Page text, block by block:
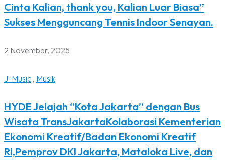
Cinta Kalian, thank you, Kalian Luar Biasa”
Sukses Mengguncang Tennis Indoor Senayan.
2 November, 2025
J-Music , Musik
HYDE Jelajah “Kota Jakarta” dengan Bus
Wisata TransJakartaKolaborasi Kementerian
Ekonomi Kreatif/Badan Ekonomi Kreatif
RI,Pemprov DKI Jakarta, Mataloka Live, dan